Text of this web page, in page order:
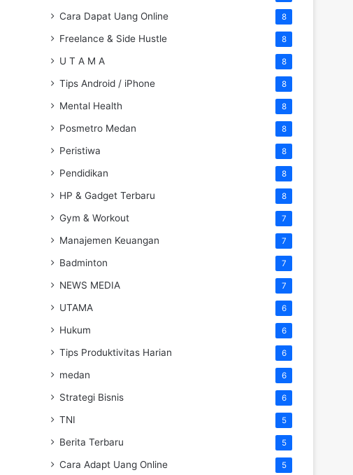
Cara Dapat Uang Online 8
Freelance & Side Hustle 8
U T A M A 8
Tips Android / iPhone 8
Mental Health 8
Posmetro Medan 8
Peristiwa 8
Pendidikan 8
HP & Gadget Terbaru 8
Gym & Workout 7
Manajemen Keuangan 7
Badminton 7
NEWS MEDIA 7
UTAMA 6
Hukum 6
Tips Produktivitas Harian 6
medan 6
Strategi Bisnis 6
TNI 5
Berita Terbaru 5
Cara Adapt Uang Online 5